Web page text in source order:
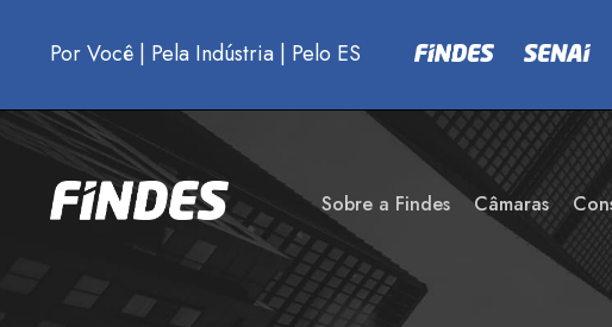
Por Você | Pela Indústria | Pelo ES
Sobre a Findes Câmaras